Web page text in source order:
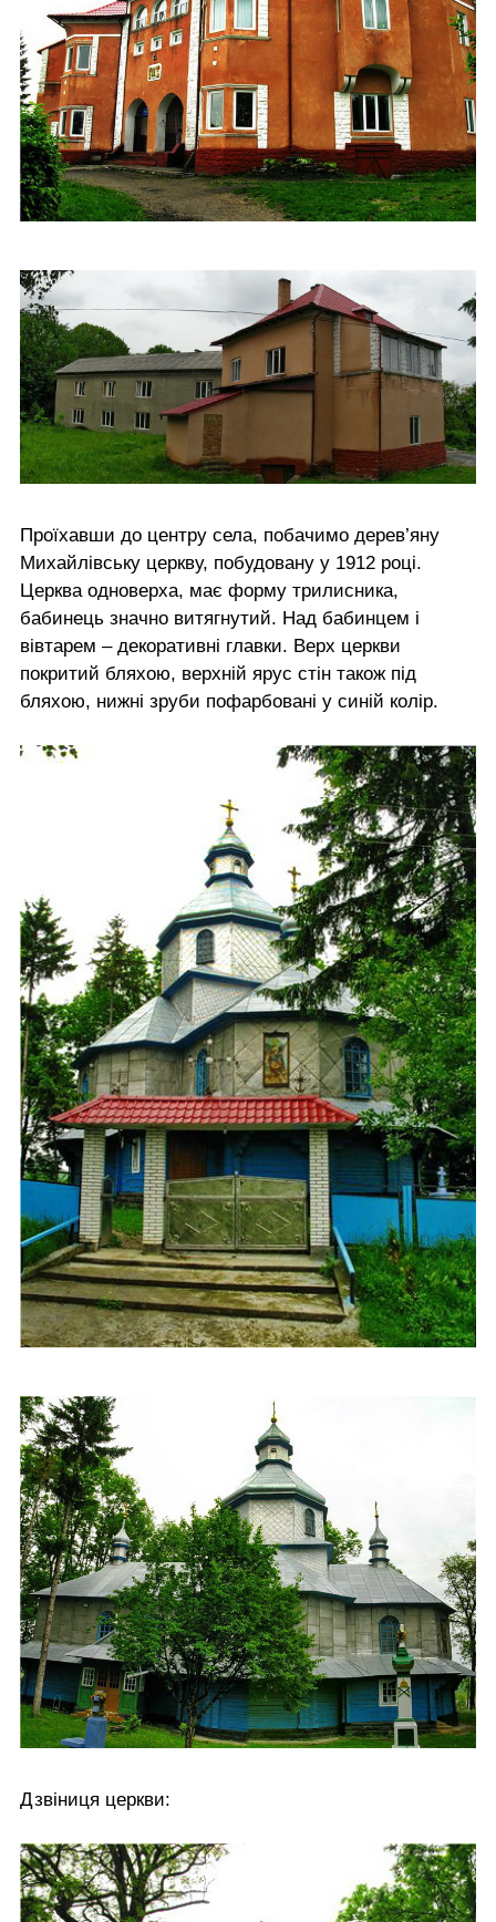
Проїхавши до центру села, побачимо дерев’яну
Михайлівську церкву, побудовану у 1912 році.
Церква одноверха, має форму трилисника,
бабинець значно витягнутий. Над бабинцем і
вівтарем – декоративні главки. Верх церкви
покритий бляхою, верхній ярус стін також під
бляхою, нижні зруби пофарбовані у синій колір.
Дзвіниця церкви: